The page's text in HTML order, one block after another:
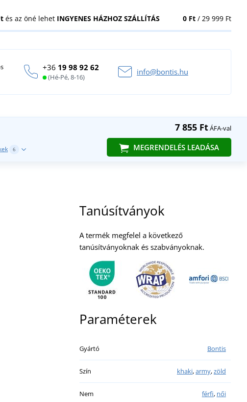
0 Ft/ 29 999 Ft
és az öné lehet INGYENES HÁZHOZ SZÁLLÍTÁS
+36 19 98 92 62
(Hé-Pé, 8-16)
info@bontis.hu
7 855 FtÁFA-val
MEGRENDELÉS LEADÁSA
6
Tanúsítványok
A termék megfelel a következő
tanúsítványoknak és szabványoknak.
Paraméterek
Gyártó Bontis
Szín khaki,army,zöld
Nem férfi, női